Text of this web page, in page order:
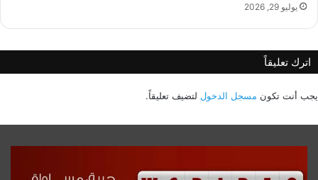
يوليو 29, 2026
اترك تعليقاً
يجب أنت تكون مسجل الدخول لتضيف تعليقاً.